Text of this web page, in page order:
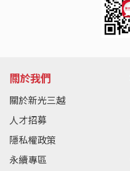
關於我們
關於新光三越
人才招募
隱私權政策
永續專區